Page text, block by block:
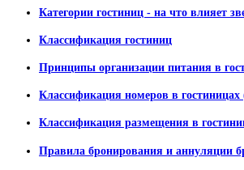
Категории гостиниц - на что влияет
Классификация гостиниц
Принципы организации питания в
Классификация номеров в гостиницах
Классификация размещения в
Правила бронирования и аннуляции